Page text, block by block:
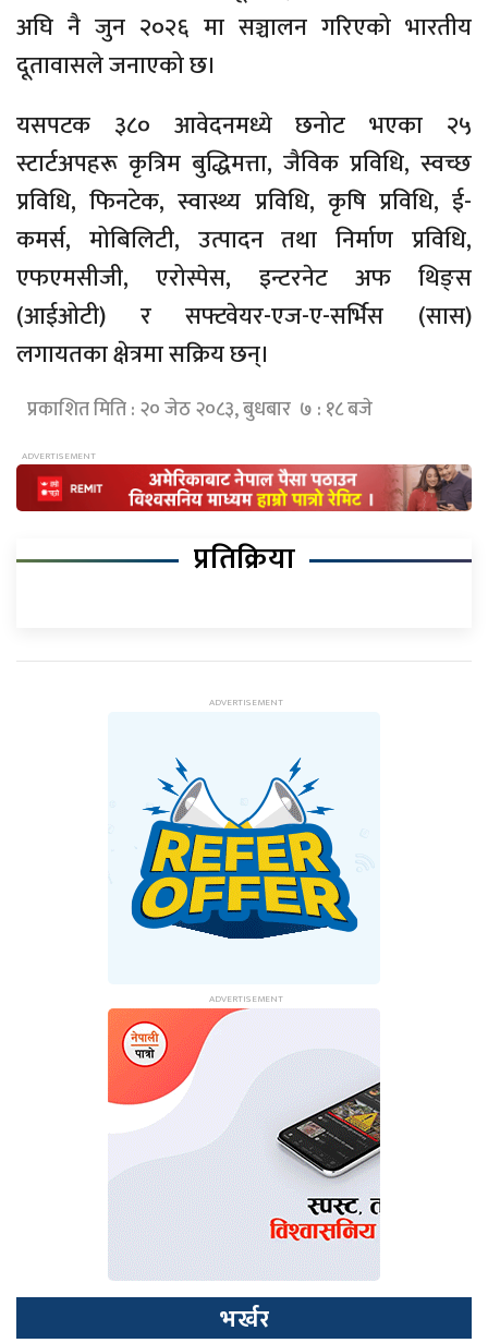
अघि नै जुन २०२६ मा सञ्चालन गरिएको भारतीय
दूतावासले जनाएको छ।
यसपटक ३८० आवेदनमध्ये छनोट भएका २५
स्टार्टअपहरू कृत्रिम बुद्धिमत्ता, जैविक प्रविधि, स्वच्छ
प्रविधि, फिनटेक, स्वास्थ्य प्रविधि, कृषि प्रविधि, ई-
कमर्स, मोबिलिटी, उत्पादन तथा निर्माण प्रविधि,
एफएमसीजी, एरोस्पेस, इन्टरनेट अफ थिङ्स
(आईओटी) र सफ्टवेयर-एज-ए-सर्भिस (सास)
लगायतका क्षेत्रमा सक्रिय छन्।
प्रकाशित मिति : २० जेठ २०८३, बुधबार ७ : १८ बजे
प्रतिक्रिया
भर्खर